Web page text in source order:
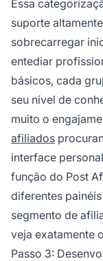
Essa
suporte
sobrecarregar
entediar
básicos, cada
seu nível de
muito o
afiliados
interface
função do Post
diferentes
segmento de
veja exatamente
Passo 3: